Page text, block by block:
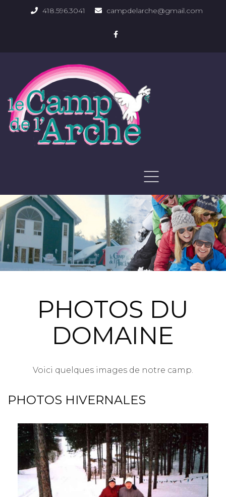
418.596.3041 campdelarche@gmail.com
PHOTOS DU DOMAINE
PHOTOS DU
DOMAINE
Voici quelques images de notre camp.
PHOTOS HIVERNALES